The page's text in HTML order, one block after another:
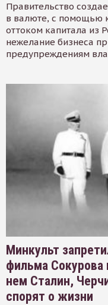
Правительство
в валюте, с помощью
оттоком капитала из
нежелание бизнеса
предупреждениям
Минкульт
фильма Сокурова
нем Сталин,
спорят о жизни